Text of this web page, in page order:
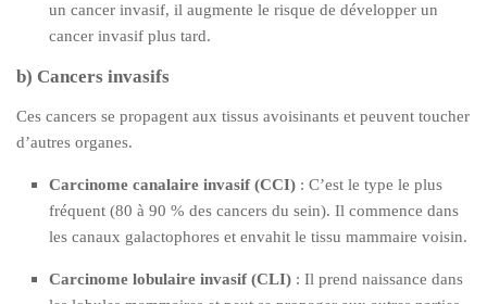
un cancer invasif, il augmente le risque de développer un
cancer invasif plus tard.
b) Cancers invasifs
Ces cancers se propagent aux tissus avoisinants et peuvent toucher
d’autres organes.
Carcinome canalaire invasif (CCI) : C’est le type le plus
fréquent (80 à 90 % des cancers du sein). Il commence dans
les canaux galactophores et envahit le tissu mammaire voisin.
Carcinome lobulaire invasif (CLI) : Il prend naissance dans